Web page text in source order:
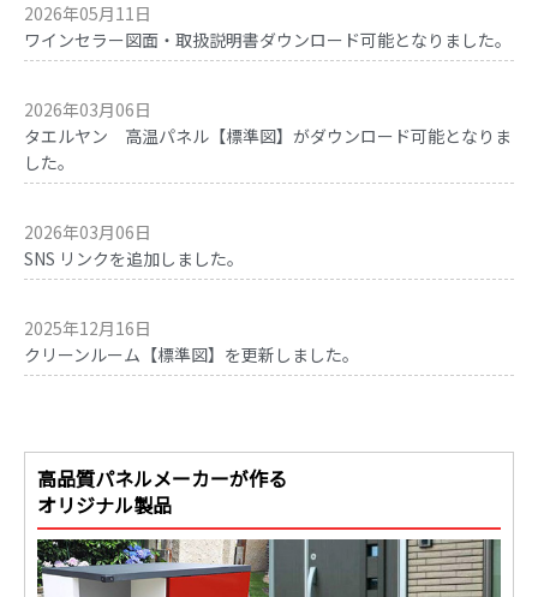
2026年05月11日
ワインセラー図面・取扱説明書ダウンロード可能となりました。
2026年03月06日
タエルヤン 高温パネル【標準図】がダウンロード可能となりま
した。
2026年03月06日
SNS リンクを追加しました。
2025年12月16日
クリーンルーム【標準図】を更新しました。
高品質パネルメーカーが作る
オリジナル製品